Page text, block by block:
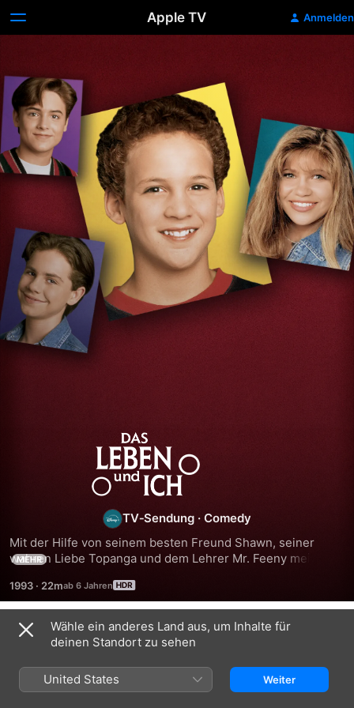
Apple TV Anmelden
Das
Leben
und
ich
TV‑Sendung · Comedy
Mit der Hilfe von seinem besten Freund Shawn, seiner
wahren Liebe Topanga und dem Lehrer Mr. Feeny meistert
MEHR
1993 · 22m
Staffel 1
Wähle ein anderes Land aus, um Inhalte für
deinen Standort zu sehen
United States Weiter